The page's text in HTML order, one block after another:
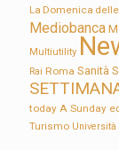
La Domenica
Mediobanca
Multiutility
Rai Roma Sanità
today A Sunday
Turismo Università